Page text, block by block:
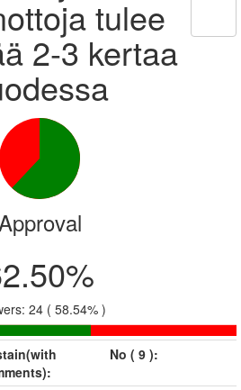
tulee
2-3 kertaa
24 ( 58.54% )
No ( 9 ):